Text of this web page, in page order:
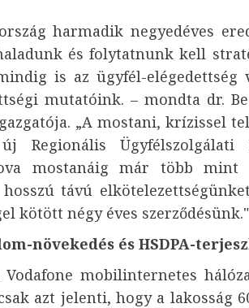
harmadik negyedéves
és folytatnunk kell
is az ügyfél-elégedettség
mutatóink. – mondta dr.
„A mostani, krízissel
Regionális Ügyfélszolgálati
mostanáig már több mint
távú
kötött négy éves szerződésünk."
növekedés és HSDPA-
mobilinternetes
azt jelenti, hogy a lakosság